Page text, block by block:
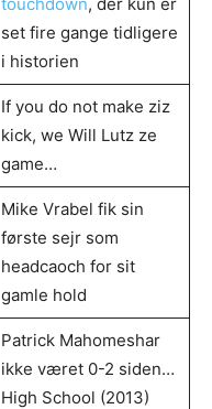
set fire gange tidligere
i historien
If you do not make ziz
kick, we Will Lutz ze
game…
Mike Vrabel fik sin
første sejr som
headcaoch for sit
gamle hold
Patrick Mahomeshar
ikke været 0-2 siden…
High School (2013)